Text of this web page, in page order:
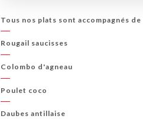
Tous nos plats sont accompagnés
Rougail saucisses
Colombo d'agneau
Poulet coco
Daubes antillaise